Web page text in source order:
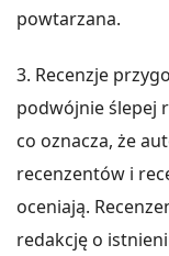
powtarzana.
3. Recenzje
podwójnie ślepej
co oznacza, że
recenzentów i
oceniają.
redakcję o